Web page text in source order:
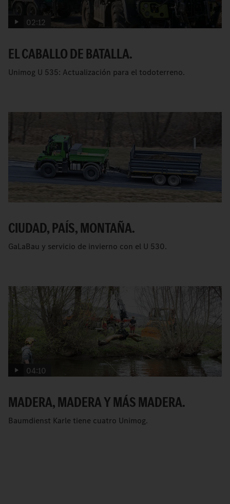
02:12
EL CABALLO DE BATALLA.
Unimog U 535: Actualización para el todoterreno.
CIUDAD, PAÍS, MONTAÑA.
GaLaBau y servicio de invierno con el U 530.
04:10
MADERA, MADERA Y MÁS MADERA.
Baumdienst Karle tiene cuatro Unimog.